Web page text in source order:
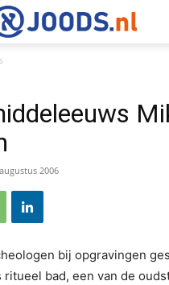
2006
bij opgravingen
bad, een van de